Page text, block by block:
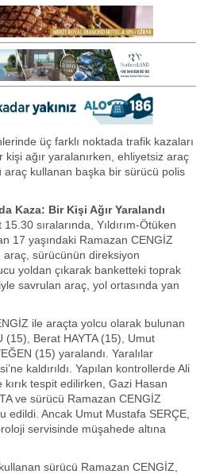
üç farklı noktada trafik kazaları
ağır yaralanırken, ehliyetsiz araç
kullanan başka bir sürücü polis
Kaza: Bir Kişi Ağır Yaralandı
sıralarında, Yıldırım-Ötüken
17 yaşındaki Ramazan CENGİZ
araç, sürücünün direksiyon
yoldan çıkarak banketteki toprak
savrulan araç, yol ortasında yan
ile araçta yolcu olarak bulunan
(15), Berat HAYTA (15), Umut
(15) yaralandı. Yaralılar
kaldırıldı. Yapılan kontrollerde Ali
tespit edilirken, Gazi Hasan
ve sürücü Ramazan CENGİZ
edildi. Ancak Umut Mustafa SERÇE,
servisinde müşahede altına
sürücü Ramazan CENGİZ,